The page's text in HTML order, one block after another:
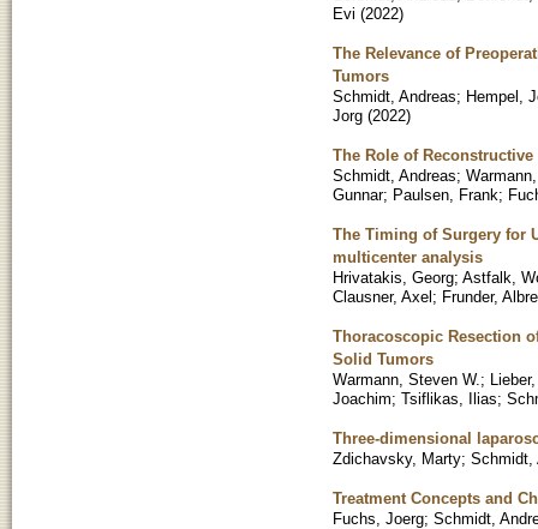
Evi (2022)
The Relevance of
Tumors
Schmidt, Andreas; Hempel,
Jorg (2022)
The Role of
Schmidt, Andreas;
Gunnar; Paulsen, Frank;
The Timing of Surgery for
multicenter analysis
Hrivatakis, Georg; Astfalk,
Clausner, Axel; Frunder,
Thoracoscopic Resection
Solid Tumors
Warmann, Steven W. ;
Joachim; Tsiflikas, Ilias;
Three-dimensional
Zdichavsky, Marty; Schmidt,
Treatment Concepts and
Fuchs, Joerg; Schmidt,